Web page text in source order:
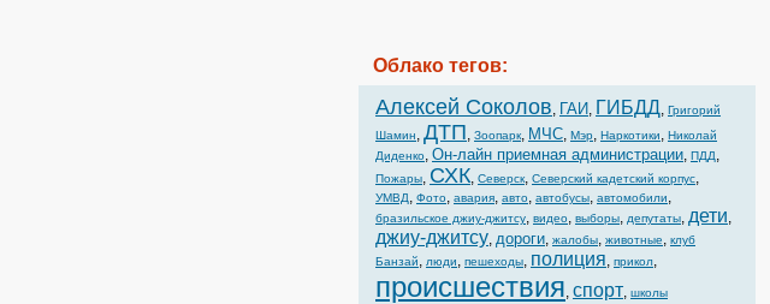
Облако тегов:
Алексей Соколов, ГАИ, ГИБДД, Григорий
Шамин, ДТП, Зоопарк, МЧС, Мэр, Наркотики, Николай
Диденко, Он-лайн приемная администрации, ПДД,
Пожары, СХК, Северск, Северский кадетский корпус,
УМВД, Фото, авария, авто, автобусы, автомобили,
бразильское джиу-джитсу, видео, выборы, депутаты, дети,
джиу-джитсу, дороги, жалобы, животные, клуб
Банзай, люди, пешеходы, полиция, прикол,
происшествия, спорт, школы